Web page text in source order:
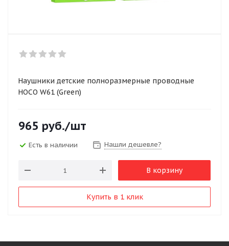
Наушники детские полноразмерные проводные
HOCO W61 (Green)
965 руб./шт
Есть в наличии Нашли дешевле?
В корзину
Купить в 1 клик